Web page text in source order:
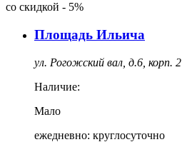
со скидкой - 5%
Площадь Ильича
ул. Рогожский вал, д.6, корп. 2
Наличие:
Мало
ежедневно: круглосуточно